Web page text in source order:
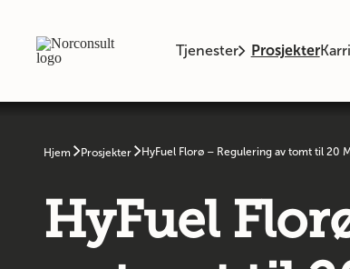
Tjenester Prosjekter
Hjem Prosjekter HyFuel Florø – Regulering av tomt til 20
HyFuel